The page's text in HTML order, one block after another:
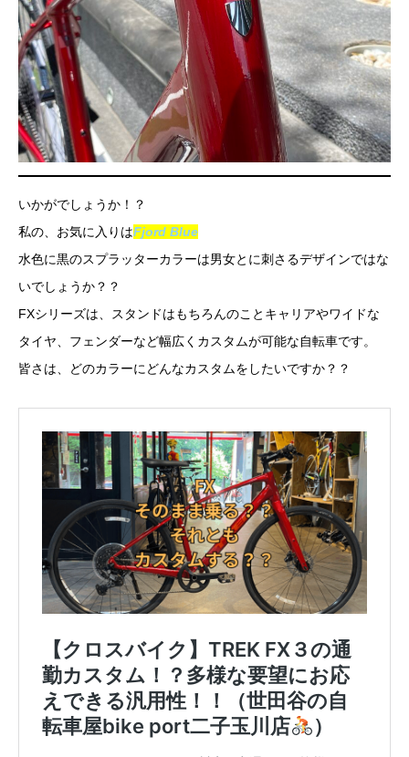
いかがでしょうか！？
私の、お気に入りはFjord Blue
水色に黒のスプラッターカラーは男女とに刺さるデザインではな
いでしょうか？？
FXシリーズは、スタンドはもちろんのことキャリアやワイドな
タイヤ、フェンダーなど幅広くカスタムが可能な自転車です。
皆さは、どのカラーにどんなカスタムをしたいですか？？